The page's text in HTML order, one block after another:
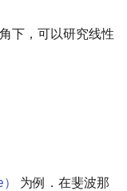
下，可以研究线性
为例．在斐波那